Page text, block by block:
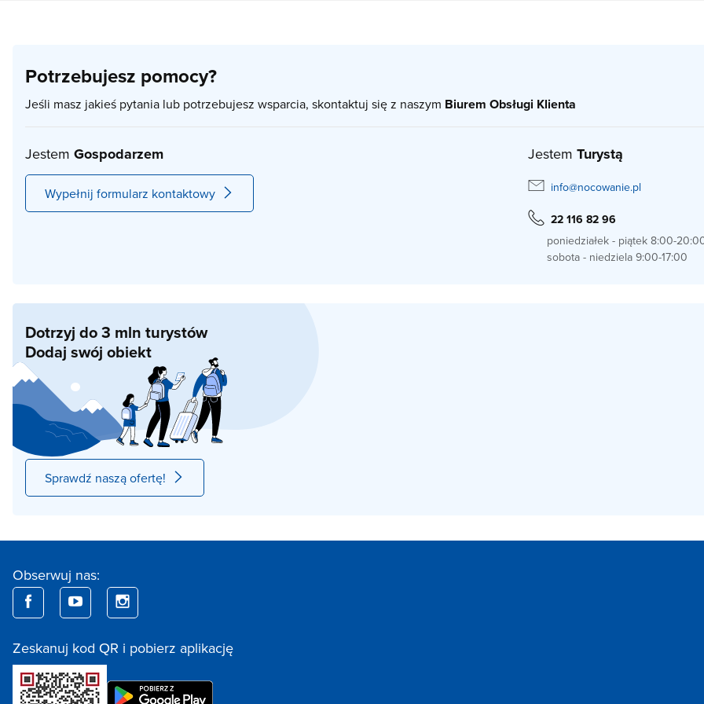
Potrzebujesz pomocy?
Jeśli masz jakieś pytania lub potrzebujesz wsparcia, skontaktuj się z naszym Biurem Obsługi Klienta
Jestem Gospodarzem
Wypełnij formularz kontaktowy
Jestem Turystą
info@nocowanie.pl
22 116 82 96
poniedziałek - piątek 8:00-
sobota - niedziela 9:00-17:00
Dotrzyj do 3 mln turystów
Dodaj swój obiekt
Sprawdź naszą ofertę!
Obserwuj nas:
Zeskanuj kod QR i pobierz aplikację